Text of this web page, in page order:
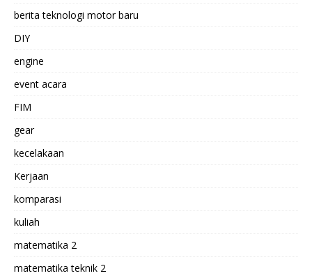
berita teknologi motor baru
DIY
engine
event acara
FIM
gear
kecelakaan
Kerjaan
komparasi
kuliah
matematika 2
matematika teknik 2